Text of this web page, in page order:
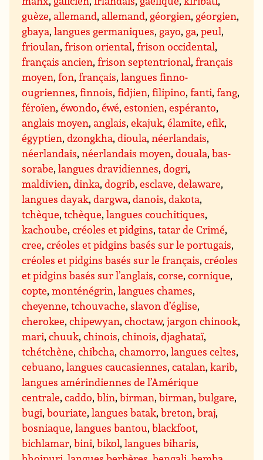
guèze,allemand,allemand, géorgien, géorgien,
gbaya,langues germaniques, gayo, ga,peul,
frioulan,frison oriental,frison occidental,
français ancien,frison septentrional,français
moyen,fon,français,langues finno-
ougriennes,finnois,fidjien,filipino,fanti,fang,
féroïen,éwondo,éwé,estonien,espéranto,
anglais moyen,anglais,ekajuk,élamite,efik,
égyptien,dzongkha,dioula,néerlandais,
néerlandais,néerlandais moyen,douala,bas-
sorabe,langues dravidiennes,dogri,
maldivien,dinka,dogrib,esclave,delaware,
langues dayak,dargwa,danois,dakota,
tchèque,tchèque,langues couchitiques,
kachoube,créoles et pidgins,tatar de Crimé,
cree,créoles et pidgins basés sur le portugais,
créoles et pidgins basés sur le français,créoles
et pidgins basés sur l’anglais,corse,cornique,
copte,monténégrin,langues chames,
cheyenne,tchouvache,slavon d’église,
cherokee,chipewyan,choctaw,jargon chinook,
mari,chuuk,chinois,chinois,djaghataï,
tchétchène,chibcha,chamorro,langues celtes,
cebuano,langues caucasiennes,catalan,karib,
langues amérindiennes de l’Amérique
centrale,caddo,blin,birman,birman,bulgare,
bugi,bouriate,langues batak,breton,braj,
bosniaque,langues bantou,blackfoot,
bichlamar,bini,bikol,langues biharis,